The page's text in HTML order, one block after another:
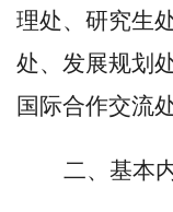
理处、研究生
处、发展规划
国际合作交流
二、基本